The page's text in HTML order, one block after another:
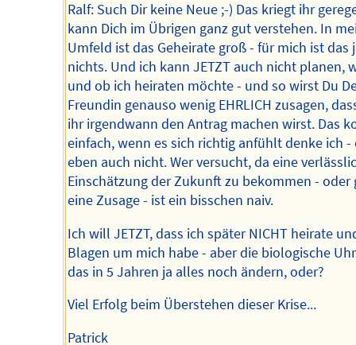
Ralf: Such Dir keine Neue ;-) Das kriegt ihr
kann Dich im Übrigen ganz gut verstehen. In
Umfeld ist das Geheirate groß - für mich ist das
nichts. Und ich kann JETZT auch nicht planen,
und ob ich heiraten möchte - und so wirst Du
Freundin genauso wenig EHRLICH zusagen,
ihr irgendwann den Antrag machen wirst. Das
einfach, wenn es sich richtig anfühlt denke ich -
eben auch nicht. Wer versucht, da eine
Einschätzung der Zukunft zu bekommen - oder
eine Zusage - ist ein bisschen naiv.
Ich will JETZT, dass ich später NICHT heirate
Blagen um mich habe - aber die biologische
das in 5 Jahren ja alles noch ändern, oder?
Viel Erfolg beim Überstehen dieser Krise...
Patrick